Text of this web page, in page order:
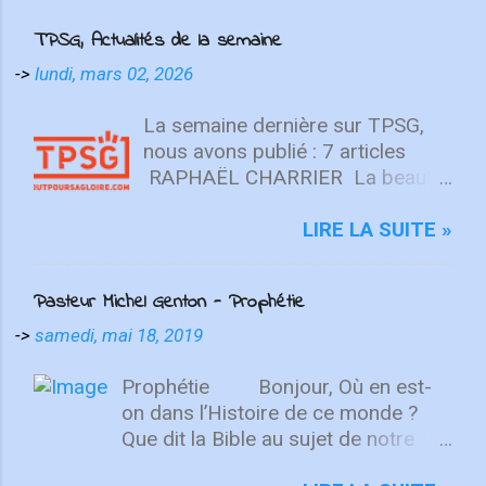
TPSG, Actualités de la semaine
-> lundi, mars 02, 2026
La semaine dernière sur TPSG,
nous avons publié : 7 articles
RAPHAËL CHARRIER La beauté
La beauté est une réalité
manière suprême en Christ, et est
décisive pour discerner le péché,
postchrétienne et former une vie
chrétienne sage. Lire l'article
BENJAMIN EGGEN Petite
LIRE LA SUITE »
Pasteur Michel Genton - Prophétie
-> samedi, mai 18, 2019
Prophétie Bonjour, Où en est-
on dans l’Histoire de ce monde ?
Que dit la Bible au sujet de notre